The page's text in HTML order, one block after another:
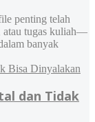
penting telah
atau tugas kuliah—
banyak
dan Tidak